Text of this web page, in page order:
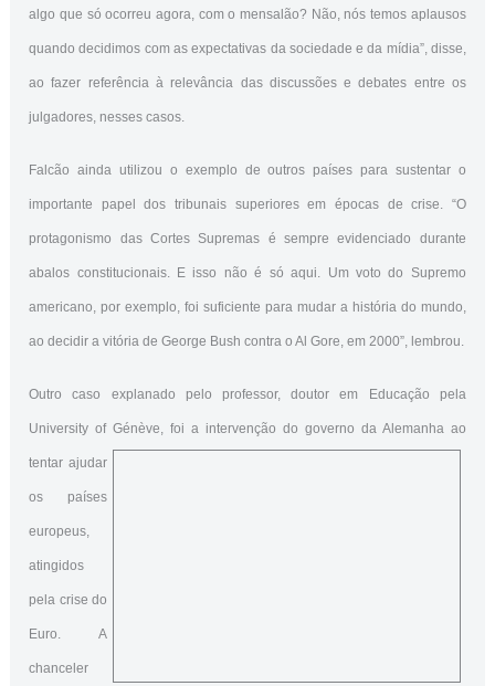
algo que só ocorreu agora, com o mensalão? Não, nós temos aplausos
quando decidimos com as expectativas da sociedade e da mídia”, disse,
ao fazer referência à relevância das discussões e debates entre os
julgadores, nesses casos.
Falcão ainda utilizou o exemplo de outros países para sustentar o
importante papel dos tribunais superiores em épocas de crise. “O
protagonismo das Cortes Supremas é sempre evidenciado durante
abalos constitucionais. E isso não é só aqui. Um voto do Supremo
americano, por exemplo, foi suficiente para mudar a história do mundo,
ao decidir a vitória de George Bush contra o Al Gore, em 2000”, lembrou.
Outro caso explanado pelo professor, doutor em Educação pela
University of Génève, foi a intervenção do governo da Alemanha ao
tentar ajudar
os países
europeus,
atingidos
pela crise do
Euro. A
chanceler